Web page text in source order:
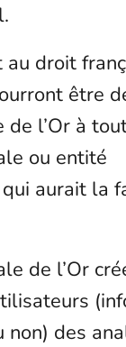
droit
être
l’Or à
ou entité
aurait la
de l’Or
non) des